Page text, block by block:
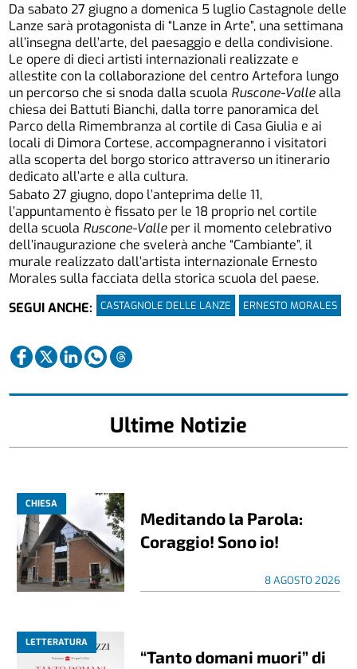
Da sabato 27 giugno a domenica 5 luglio Castagnole delle
Lanze sarà protagonista di “Lanze in Arte”, una settimana
all’insegna dell’arte, del paesaggio e della condivisione.
Le opere di dieci artisti internazionali realizzate e
allestite con la collaborazione del centro Artefora lungo
un percorso che si snoda dalla scuola Ruscone-Vallealla
chiesa dei Battuti Bianchi, dalla torre panoramica del
Parco della Rimembranza al cortile di Casa Giulia e ai
locali di Dimora Cortese, accompagneranno i visitatori
alla scoperta del borgo storico attraverso un itinerario
dedicato all’arte e alla cultura.
Sabato 27 giugno, dopo l’anteprima delle 11,
l’appuntamento è fissato per le 18 proprio nel cortile
della scuola Ruscone-Valle per il momento celebrativo
dell’inaugurazione che svelerà anche “Cambiante”, il
murale realizzato dall’artista internazionale Ernesto
Morales sulla facciata della storica scuola del paese.
SEGUI ANCHE:
CASTAGNOLE DELLE LANZE ERNESTO MORALES
Ultime Notizie
CHIESA
Meditando la Parola:
Coraggio! Sono io!
8 AGOSTO 2026
LETTERATURA
“Tanto domani muori” di